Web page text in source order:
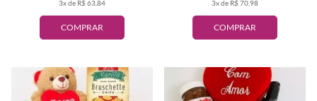
COMPRAR
3x de R$ 63,84
COMPRAR
3x de R$ 70,98